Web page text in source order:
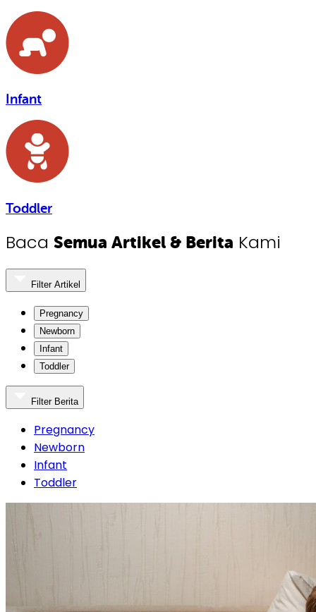
Infant
Toddler
Baca Semua Artikel & Berita Kami
Filter Artikel
Pregnancy
Newborn
Infant
Toddler
Filter Berita
Pregnancy
Newborn
Infant
Toddler